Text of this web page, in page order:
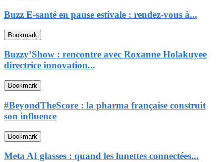
Buzz E-santé en pause estivale : rendez-vous à...
Bookmark
Buzzy’Show : rencontre avec Roxanne Holakuyee
directrice innovation...
Bookmark
#BeyondTheScore : la pharma française construit
son influence
Bookmark
Meta AI glasses : quand les lunettes connectées...